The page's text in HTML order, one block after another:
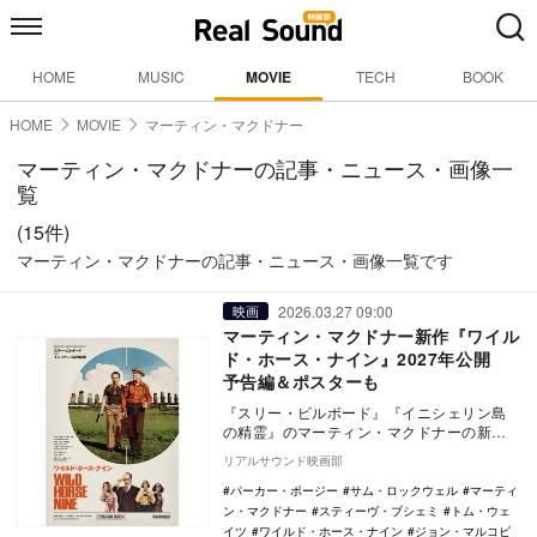
HOME MUSIC MOVIE TECH BOOK
HOME MOVIE マーティン・マクドナー
マーティン・マクドナーの記事・ニュース・画像一
覧
(15件)
マーティン・マクドナーの記事・ニュース・画像一覧です
映画 2026.03.27 09:00
マーティン・マクドナー新作『ワイル
ド・ホース・ナイン』2027年公開
予告編＆ポスターも
『スリー・ビルボード』『イニシェリン島
の精霊』のマーティン・マクドナーの新作
映画『Wild Horse Nine （原題）』が、…
リアルサウンド映画部
パーカー・ポージー
サム・ロックウェル
マーティ
ン・マクドナー
スティーヴ・ブシェミ
トム・ウェ
イツ
ワイルド・ホース・ナイン ジョン・マルコビ